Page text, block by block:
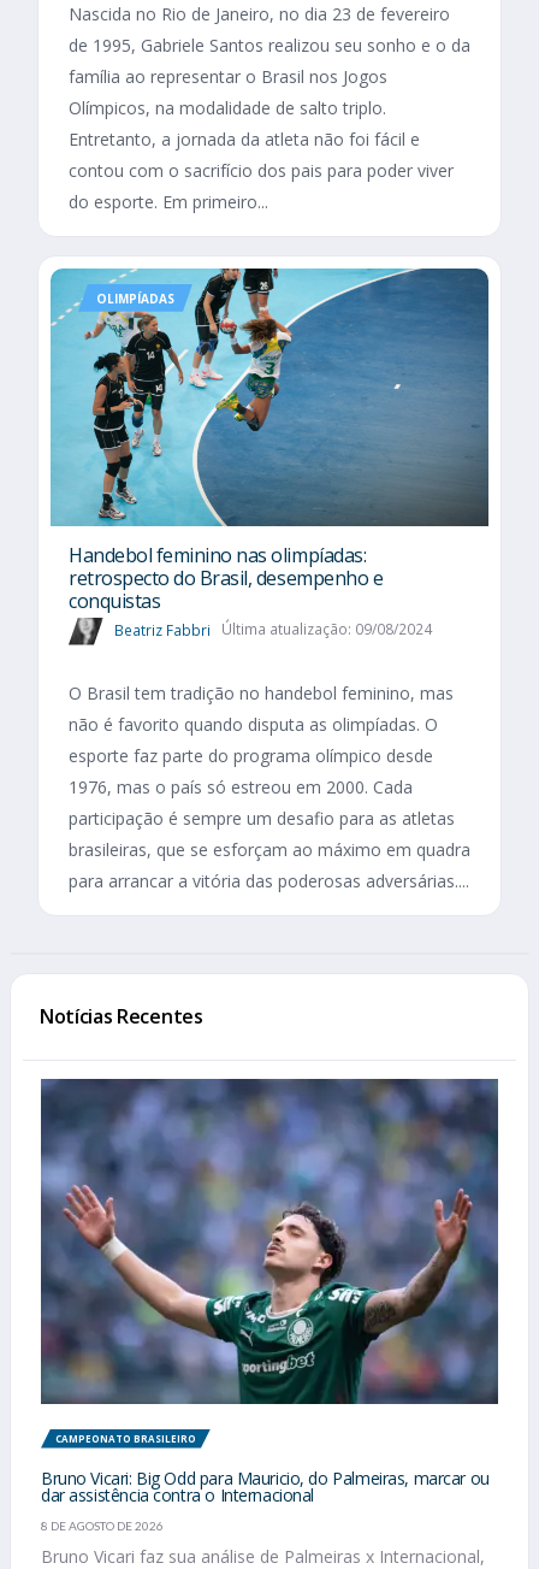
Nascida no Rio de Janeiro, no dia 23 de fevereiro
de 1995, Gabriele Santos realizou seu sonho e o da
família ao representar o Brasil nos Jogos
Olímpicos, na modalidade de salto triplo.
Entretanto, a jornada da atleta não foi fácil e
contou com o sacrifício dos pais para poder viver
do esporte. Em primeiro...
OLIMPÍADAS
Handebol feminino nas olimpíadas:
retrospecto do Brasil, desempenho e
conquistas
Beatriz Fabbri Última atualização: 09/08/2024
O Brasil tem tradição no handebol feminino, mas
não é favorito quando disputa as olimpíadas. O
esporte faz parte do programa olímpico desde
1976, mas o país só estreou em 2000. Cada
participação é sempre um desafio para as atletas
brasileiras, que se esforçam ao máximo em quadra
para arrancar a vitória das poderosas adversárias....
Notícias Recentes
CAMPEONATO BRASILEIRO
Bruno Vicari: Big Odd para Mauricio, do Palmeiras, marcar ou
dar assistência contra o Internacional
8 DE AGOSTO DE 2026
Bruno Vicari faz sua análise de Palmeiras x Internacional,